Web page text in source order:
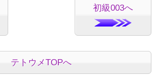
初級003へ
テトウメTOPへ